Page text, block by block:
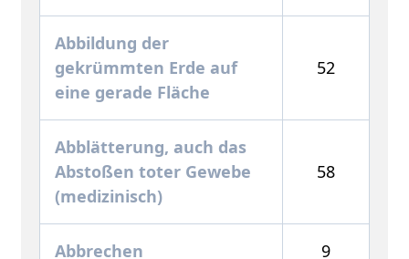
Abbildung der
gekrümmten Erde auf
eine gerade Fläche
52
Abblätterung, auch das
Abstoßen toter Gewebe
(medizinisch)
58
Abbrechen 9